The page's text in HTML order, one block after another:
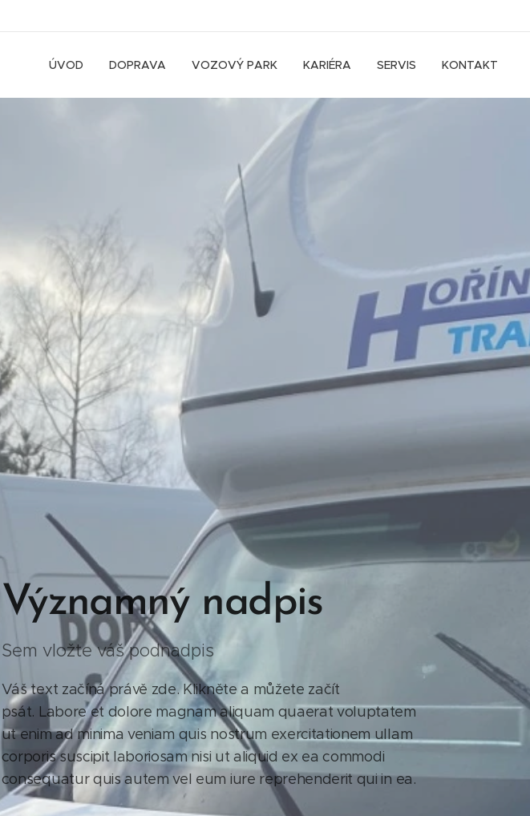
ÚVOD DOPRAVA VOZOVÝ PARK KARIÉRA SERVIS KONTAKT
Významný nadpis
Sem vložte váš podnadpis
Váš text začíná právě zde. Klikněte a můžete začít
psát. Labore et dolore magnam aliquam quaerat voluptatem
ut enim ad minima veniam quis nostrum exercitationem ullam
corporis suscipit laboriosam nisi ut aliquid ex ea commodi
consequatur quis autem vel eum iure reprehenderit qui in ea.